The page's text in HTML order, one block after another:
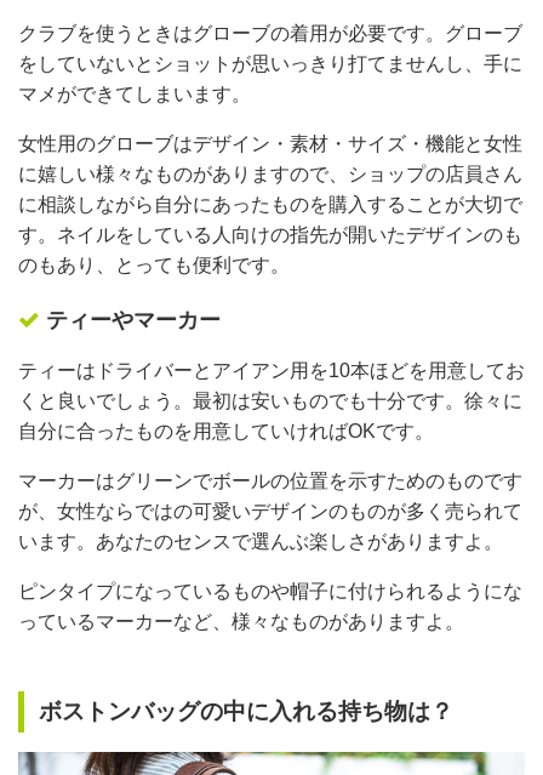
クラブを使うときはグローブの着用が必要です。グローブ
をしていないとショットが思いっきり打てませんし、手に
マメができてしまいます。
女性用のグローブはデザイン・素材・サイズ・機能と女性
に嬉しい様々なものがありますので、ショップの店員さん
に相談しながら自分にあったものを購入することが大切で
す。ネイルをしている人向けの指先が開いたデザインのも
のもあり、とっても便利です。
ティーやマーカー
ティーはドライバーとアイアン用を10本ほどを用意してお
くと良いでしょう。最初は安いものでも十分です。徐々に
自分に合ったものを用意していければOKです。
マーカーはグリーンでボールの位置を示すためのものです
が、女性ならではの可愛いデザインのものが多く売られて
います。あなたのセンスで選んぶ楽しさがありますよ。
ピンタイプになっているものや帽子に付けられるようにな
っているマーカーなど、様々なものがありますよ。
ボストンバッグの中に入れる持ち物は？